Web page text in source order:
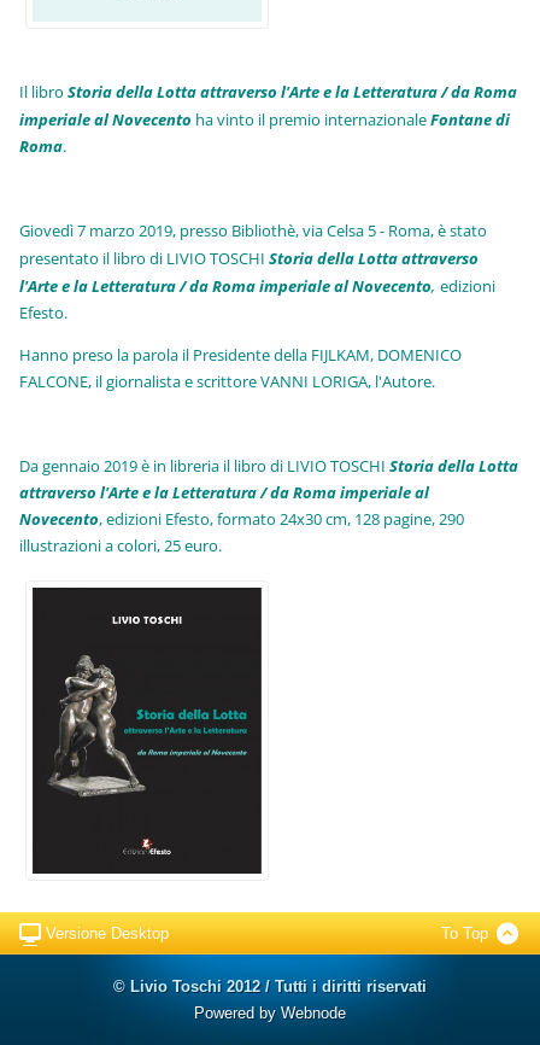
Il libroStoria della Lotta attraverso l'Arte e la Letteratura / da Roma
imperiale al Novecento ha vinto il premio internazionaleFontane di
Roma.
Giovedì 7 marzo 2019, presso Bibliothè, via Celsa 5 - Roma, è stato
presentato il libro di LIVIO TOSCHIStoria della Lotta attraverso
l'Arte e la Letteratura / da Roma imperiale al Novecento, edizioni
Efesto.
Hanno preso la parola il Presidente della FIJLKAM, DOMENICO
FALCONE, il giornalista e scrittore VANNI LORIGA, l'Autore.
Da gennaio 2019 è in libreria il libro di LIVIO TOSCHIStoria della Lotta
attraverso l'Arte e la Letteratura / da Roma imperiale al
Novecento, edizioni Efesto, formato 24x30 cm, 128 pagine, 290
illustrazioni a colori, 25 euro.
Versione Desktop To Top
© Livio Toschi 2012 / Tutti i diritti riservati
Powered by Webnode